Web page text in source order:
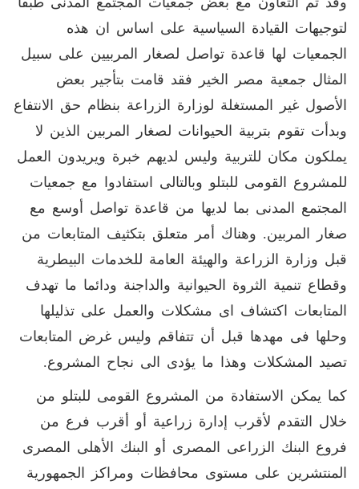
لتوجيهات القيادة السياسية على اساس ان هذه
الجمعيات لها قاعدة تواصل لصغار المربيين على سبيل
المثال جمعية مصر الخير فقد قامت بتأجير بعض
الأصول غير المستغلة لوزارة الزراعة بنظام حق الانتفاع
وبدأت تقوم بتربية الحيوانات لصغار المربين الذين لا
يملكون مكان للتربية وليس لديهم خبرة ويريدون العمل
للمشروع القومى للبتلو وبالتالى استفادوا مع جمعيات
المجتمع المدنى بما لديها من قاعدة تواصل أوسع مع
صغار المربين. وهناك أمر متعلق بتكثيف المتابعات من
قبل وزارة الزراعة والهيئة العامة للخدمات البيطرية
وقطاع تنمية الثروة الحيوانية والداجنة ودائما ما تهدف
المتابعات اكتشاف اى مشكلات والعمل على تذليلها
وحلها فى مهدها قبل أن تتفاقم وليس غرض المتابعات
تصيد المشكلات وهذا ما يؤدى الى نجاح المشروع.
كما يمكن الاستفادة من المشروع القومى للبتلو من
خلال التقدم لأقرب إدارة زراعية أو أقرب فرع من
فروع البنك الزراعى المصرى أو البنك الأهلى المصرى
المنتشرين على مستوى محافظات ومراكز الجمهورية